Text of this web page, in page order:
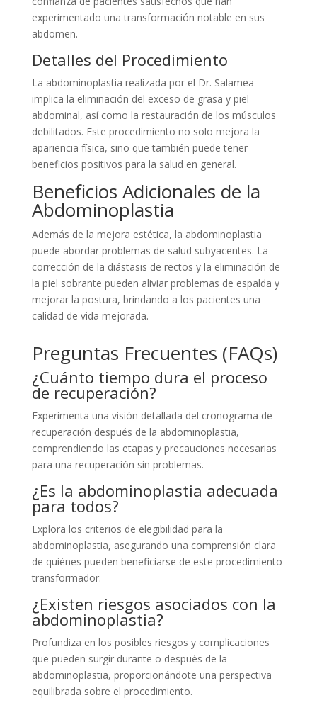
experimentado una transformación notable en sus
abdomen.
Detalles del Procedimiento
La abdominoplastia realizada por el Dr. Salamea
implica la eliminación del exceso de grasa y piel
abdominal, así como la restauración de los músculos
debilitados. Este procedimiento no solo mejora la
apariencia física, sino que también puede tener
beneficios positivos para la salud en general.
Beneficios Adicionales de la
Abdominoplastia
Además de la mejora estética, la abdominoplastia
puede abordar problemas de salud subyacentes. La
corrección de la diástasis de rectos y la eliminación de
la piel sobrante pueden aliviar problemas de espalda y
mejorar la postura, brindando a los pacientes una
calidad de vida mejorada.
Preguntas Frecuentes (FAQs)
¿Cuánto tiempo dura el proceso
de recuperación?
Experimenta una visión detallada del cronograma de
recuperación después de la abdominoplastia,
comprendiendo las etapas y precauciones necesarias
para una recuperación sin problemas.
¿Es la abdominoplastia adecuada
para todos?
Explora los criterios de elegibilidad para la
abdominoplastia, asegurando una comprensión clara
de quiénes pueden beneficiarse de este procedimiento
transformador.
¿Existen riesgos asociados con la
abdominoplastia?
Profundiza en los posibles riesgos y complicaciones
que pueden surgir durante o después de la
abdominoplastia, proporcionándote una perspectiva
equilibrada sobre el procedimiento.